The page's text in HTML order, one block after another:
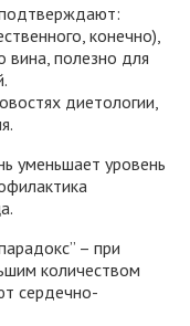
конечно),
вина, полезно для
диетологии,
уменьшает уровень
– при
количеством
сердечно-